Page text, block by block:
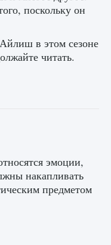
поскольку он
в этом сезоне
читать.
эмоции,
накапливать
предметом